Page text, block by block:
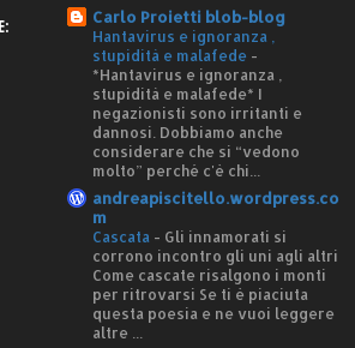
Carlo Proietti blob-blog
Hantavirus e ignoranza ,
stupidità e malafede -
*Hantavirus e ignoranza ,
stupidità e malafede* I
negazionisti sono irritanti e
dannosi. Dobbiamo anche
considerare che si “vedono
molto” perché c'è chi...
andreapiscitello.wordpress.co
m
Cascata - Gli innamorati si
corrono incontro gli uni agli altri
Come cascate risalgono i monti
per ritrovarsi Se ti è piaciuta
questa poesia e ne vuoi leggere
altre ...